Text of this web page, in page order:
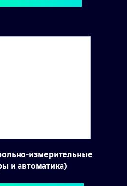
измерительные
и автоматика)